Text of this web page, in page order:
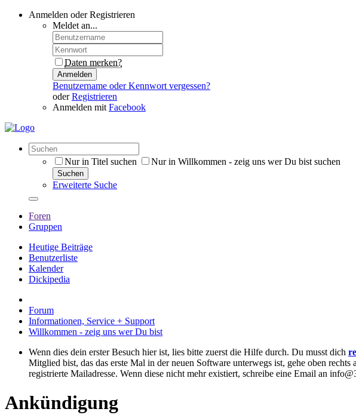
Anmelden oder Registrieren
Meldet an...
Daten merken?
Anmelden
Benutzername oder Kennwort vergessen?
oderRegistrieren
Anmelden mit Facebook
Nur in Titel suchen Nur in Willkommen - zeig uns wer Du bist suchen
Suchen
Erweiterte Suche
Foren
Gruppen
Heutige Beiträge
Benutzerliste
Kalender
Dickipedia
Forum
Informationen, Service + Support
Willkommen - zeig uns wer Du bist
Wenn dies dein erster Besuch hier ist, lies bitte zuerst die Hilfe durch. Du musst dich
Mitglied bist, das das erste Mal in der neuen Software unterwegs ist, gehe oben
registrierte Mailadresse. Wenn diese nicht mehr existiert, schreibe eine Email an
Ankündigung